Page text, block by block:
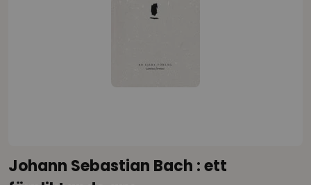
Johann Sebastian Bach : ett